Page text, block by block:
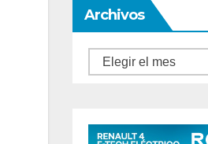
Archivos
Archivos